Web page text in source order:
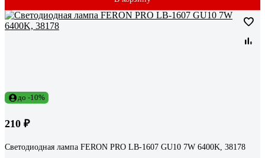
до -10%
210 ₽
Светодиодная лампа FERON PRO LB-1607 GU10 7W 6400K, 38178